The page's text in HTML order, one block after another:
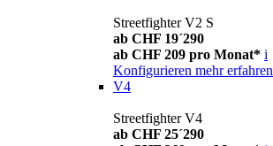
Streetfighter V2 S
ab CHF 19´290
ab CHF 209 pro Monat* i
Konfigurieren mehr erfahren
V4
Streetfighter V4
ab CHF 25´290